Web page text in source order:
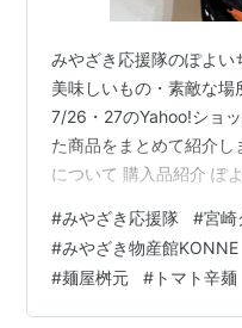
みやざき応援隊のぽよ
美味しいもの・素敵な
7/26・27のYahoo!ショ
た商品をまとめて紹介
について 購入品紹介 ぽ
本店の手作りドレッシン
ゆ(ヤマエ食品工業) トマ
し身入り冷や汁(シーズ
万能海鮮丼のたれ お魚
#みやざき応援隊 #宮崎
#みやざき物産館KONNE
#麺屋桝元 # トマト辛麺